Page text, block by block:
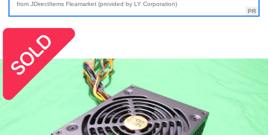
from JDirectItems Fleamarket (provided by LY Corporation)